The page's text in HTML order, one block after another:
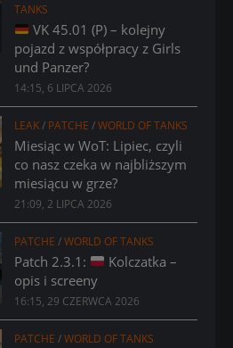
TANKS
VK 45.01 (P) – kolejny
pojazd z współpracy z Girls
und Panzer?
14:15, 6 LIPCA 2026
LEAK/ PATCHE /WORLD OF TANKS
Miesiąc w WoT: Lipiec, czyli
co nasz czeka w najbliższym
miesiącu w grze?
21:09, 2 LIPCA 2026
PATCHE /WORLD OF TANKS
Patch 2.3.1:
Kolczatka –
opis i screeny
16:15, 29 CZERWCA 2026
PATCHE /WORLD OF TANKS